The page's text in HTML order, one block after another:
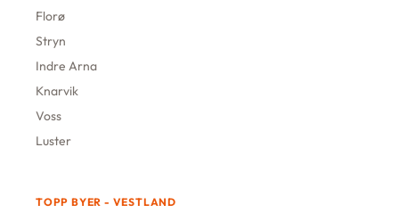
Florø
Stryn
Indre Arna
Knarvik
Voss
Luster
TOPP BYER - VESTLAND